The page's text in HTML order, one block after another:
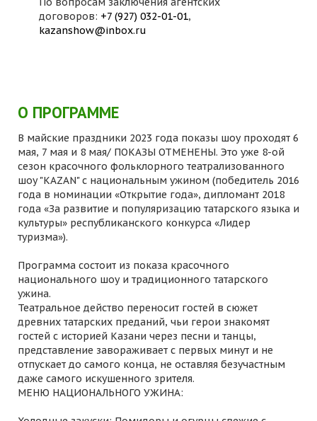
договоров: +7 (927) 032-01-01,
kazanshow@inbox.ru
О ПРОГРАММЕ
В майские праздники 2023 года показы шоу проходят 6
мая, 7 мая и 8 мая/ ПОКАЗЫ ОТМЕНЕНЫ. Это уже 8-ой
сезон красочного фольклорного театрализованного
шоу "KAZAN" с национальным ужином (победитель 2016
года в номинации «Открытие года», дипломант 2018
года «За развитие и популяризацию татарского языка и
культуры» республиканского конкурса «Лидер
туризма»).
Программа состоит из показа красочного
национального шоу и традиционного татарского
ужина.
Театральное действо переносит гостей в сюжет
древних татарских преданий, чьи герои знакомят
гостей с историей Казани через песни и танцы,
представление завораживает с первых минут и не
отпускает до самого конца, не оставляя безучастным
даже самого искушенного зрителя.
МЕНЮ НАЦИОНАЛЬНОГО УЖИНА: